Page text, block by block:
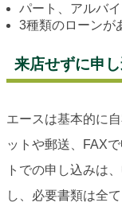
パート、アルバ
3種類のローンが
来店せずに申
エースは基本的に
ットや郵送、FAX
トでの申し込みは
し、必要書類は全